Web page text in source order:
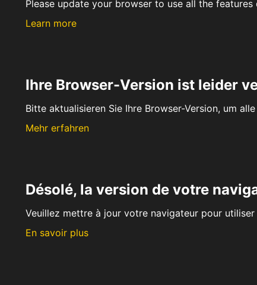
Please update your browser to use all the
Learn more
Ihre Browser-Version ist leider
Bitte aktualisieren Sie Ihre Browser-Version, um
Mehr erfahren
Désolé, la version de votre
Veuillez mettre à jour votre navigateur pour
En savoir plus